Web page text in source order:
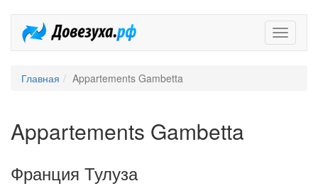
Главная Appartements Gambetta
Appartements Gambetta
Франция Тулуза